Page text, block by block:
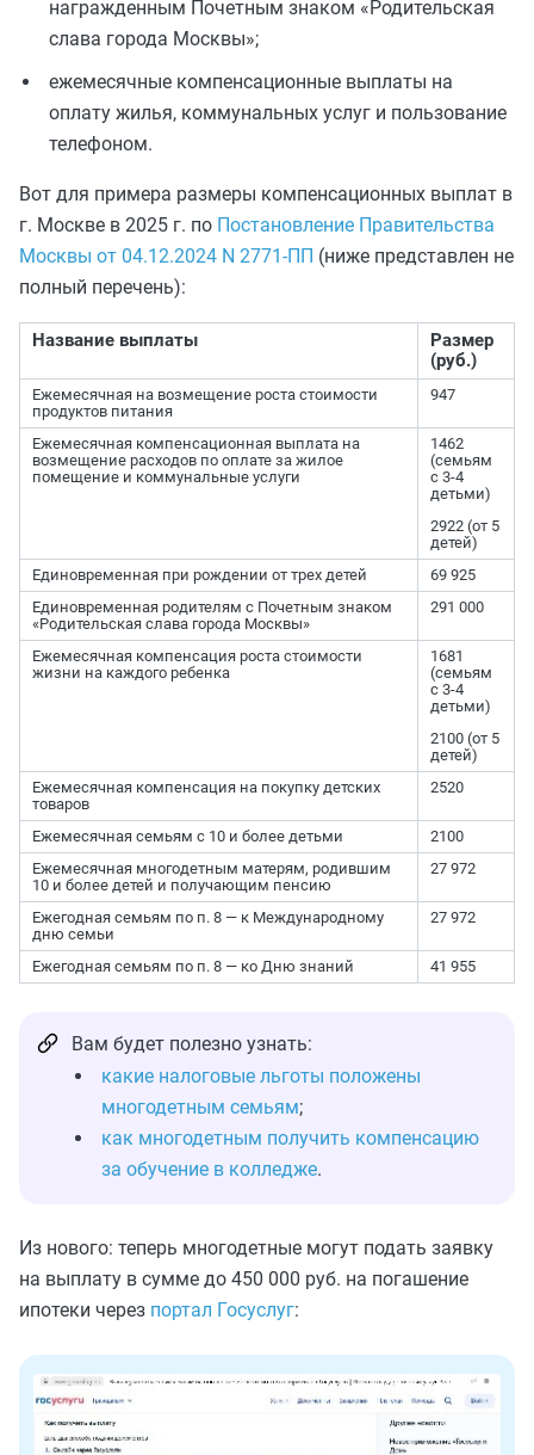
награжденным Почетным знаком «Родительская
слава города Москвы»;
ежемесячные компенсационные выплаты на
оплату жилья, коммунальных услуг и пользование
телефоном.
Вот для примера размеры компенсационных выплат в
г. Москве в 2025 г. по Постановление Правительства
Москвы от 04.12.2024 N 2771-ПП (ниже представлен не
полный перечень):
Название выплаты
Размер
(руб.)
Ежемесячная на возмещение роста стоимости
продуктов питания
947
Ежемесячная компенсационная выплата на
возмещение расходов по оплате за жилое
помещение и коммунальные услуги
1462
(семьям
с 3-4
детьми)
2922 (от 5
детей)
Единовременная при рождении от трех детей
69 925
Единовременная родителям с Почетным знаком
«Родительская слава города Москвы»
291 000
Ежемесячная компенсация роста стоимости
жизни на каждого ребенка
1681
(семьям
с 3-4
детьми)
2100 (от 5
детей)
Ежемесячная компенсация на покупку детских
товаров
2520
Ежемесячная семьям с 10 и более детьми
2100
Ежемесячная многодетным матерям, родившим
10 и более детей и получающим пенсию
27 972
Ежегодная семьям по п. 8 — к Международному
дню семьи
27 972
Ежегодная семьям по п. 8 — ко Дню знаний 41 955
Вам будет полезно узнать:
какие налоговые льготы положены
многодетным семьям;
как многодетным получить компенсацию
за обучение в колледже.
Из нового: теперь многодетные могут подать заявку
на выплату в сумме до 450 000 руб. на погашение
ипотеки через портал Госуслуг: